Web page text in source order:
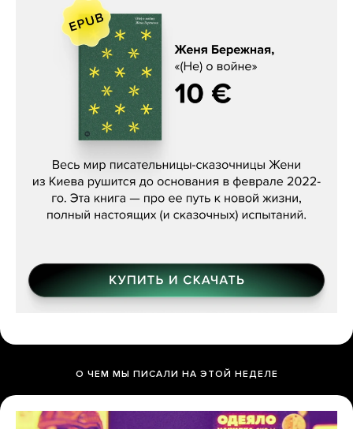
Женя Бережная, «(Не) о войне»
О ЧЕМ МЫ ПИСАЛИ НА ЭТОЙ НЕДЕЛЕ